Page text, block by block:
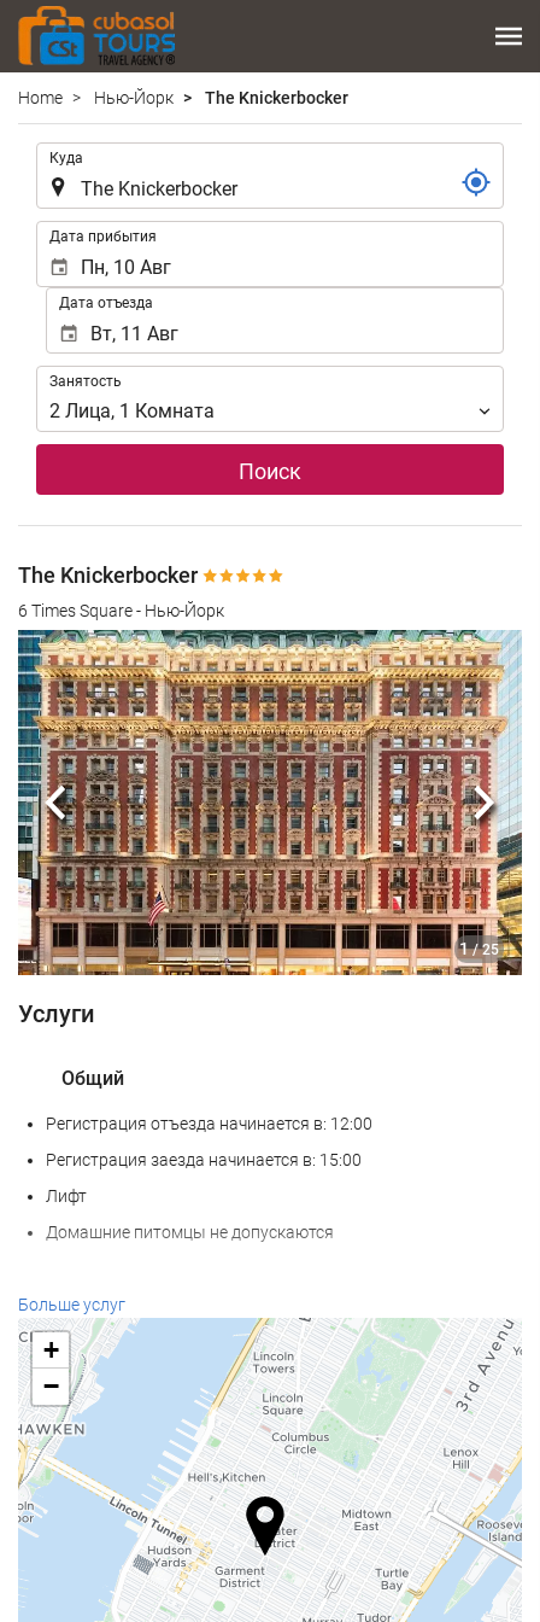
Home Нью-Йорк The Knickerbocker
Куда
Дата прибытия
Дата отъезда
Занятость
Занятость
2 Лица, 1 Комната
Поиск
The Knickerbocker
6 Times Square - Нью-Йорк
1 / 25
Предыдущий
Услуги
Общий
Регистрация отъезда начинается в: 12:00
Регистрация заезда начинается в: 15:00
Лифт
Домашние питомцы не допускаются
Ресторан à la carte
Бар
Кофейня на территории
Услуги ресепшн
Круглосуточная стойка регистрации
Камера хранения багажа
Больше услуг
+
−